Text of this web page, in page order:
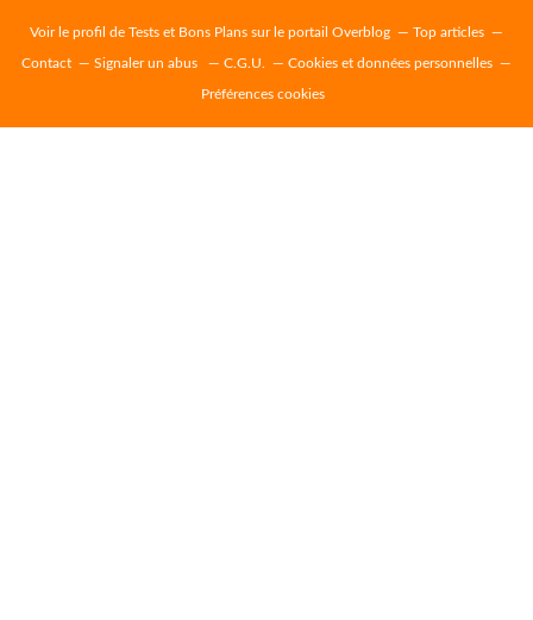
Voir le profil de Tests et Bons Plans sur le portail Overblog Top articles
Contact Signaler un abus C.G.U. Cookies et données personnelles
Préférences cookies